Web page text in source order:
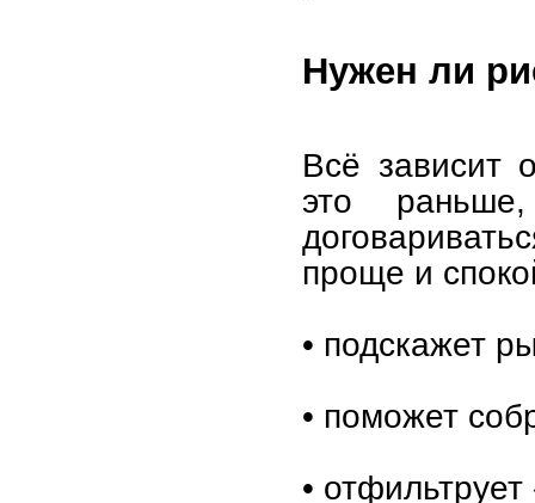
Нужен ли
Всё зависит
это
проще и
• подскажет
• поможет
•